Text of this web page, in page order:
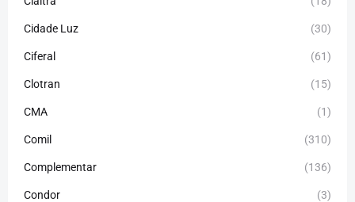
Cidade Luz (30)
Ciferal (61)
Clotran (15)
CMA (1)
Comil (310)
Complementar (136)
Condor (3)